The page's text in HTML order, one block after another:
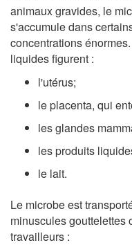
animaux gravides, le
s'accumule dans
concentrations
liquides figurent :
l'utérus;
le placenta, qui
les glandes
les produits
le lait.
Le microbe est
minuscules gouttelettes
travailleurs :